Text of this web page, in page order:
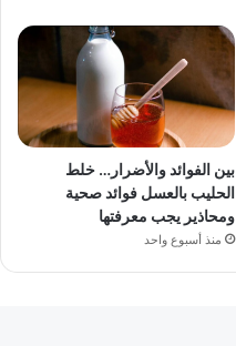
بين الفوائد والأضرار… خلط
الحليب بالعسل فوائد صحية
ومحاذير يجب معرفتها
منذ أسبوع واحد